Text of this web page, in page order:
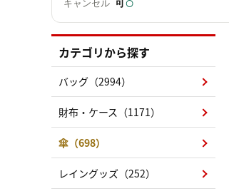
キャンセル 可
カテゴリから探す
バッグ（2994）
財布・ケース（1171）
傘（698）
レイングッズ（252）